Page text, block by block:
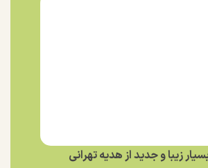
زیبا و جدید از هدیه تهرانی